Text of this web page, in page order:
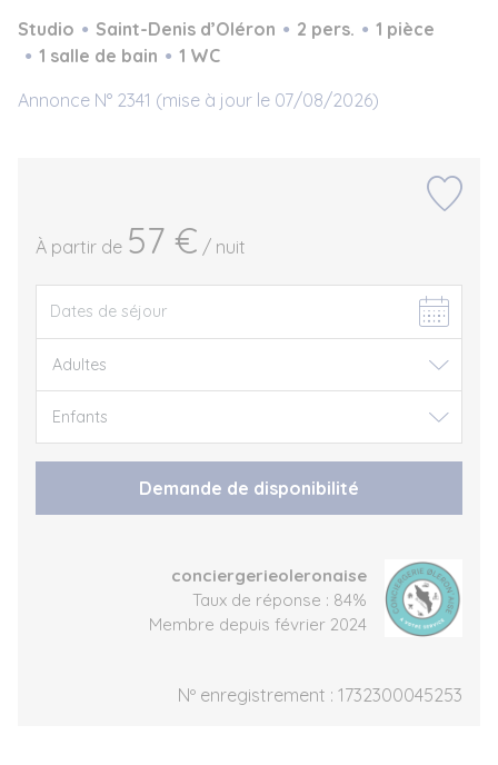
Studio Saint-Denis d’Oléron 2 pers.
1 pièce
1 salle de bain
1 WC
Annonce N° 2341 (mise à jour le 07/08/2026)
À partir de 57 € / nuit
Demande de disponibilité
conciergerieoleronaise
Taux de réponse : 84%
Membre depuis février 2024
Nº enregistrement : 1732300045253